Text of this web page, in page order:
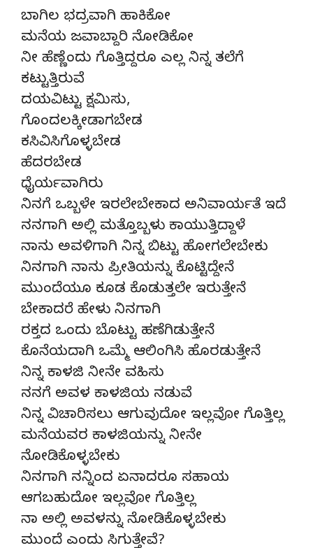
ಬಾಗಿಲ ಭದ್ರವಾಗಿ ಹಾಕಿಕೋ
ಮನೆಯ ಜವಾಬ್ದಾರಿ ನೋಡಿಕೋ
ನೀ ಹೆಣ್ಣೆಂದು ಗೊತ್ತಿದ್ದರೂ ಎಲ್ಲ ನಿನ್ನ ತಲೆಗೆ
ಕಟ್ಟುತ್ತಿರುವೆ
ದಯವಿಟ್ಟು ಕ್ಷಮಿಸು,
ಗೊಂದಲಕ್ಕೀಡಾಗಬೇಡ
ಕಸಿವಿಸಿಗೊಳ್ಳಬೇಡ
ಹೆದರಬೇಡ
ಧೈರ್ಯವಾಗಿರು
ನಿನಗೆ ಒಬ್ಬಳೇ ಇರಲೇಬೇಕಾದ ಅನಿವಾರ್ಯತೆ ಇದೆ
ನನಗಾಗಿ ಅಲ್ಲಿ ಮತ್ತೊಬ್ಬಳು ಕಾಯುತ್ತಿದ್ದಾಳೆ
ನಾನು ಅವಳಿಗಾಗಿ ನಿನ್ನ ಬಿಟ್ಟು ಹೋಗಲೇಬೇಕು
ನಿನಗಾಗಿ ನಾನು ಪ್ರೀತಿಯನ್ನು ಕೊಟ್ಟಿದ್ದೇನೆ
ಮುಂದೆಯೂ ಕೂಡ ಕೊಡುತ್ತಲೇ ಇರುತ್ತೇನೆ
ಬೇಕಾದರೆ ಹೇಳು ನಿನಗಾಗಿ
ರಕ್ತದ ಒಂದು ಬೊಟ್ಟು ಹಣೆಗಿಡುತ್ತೇನೆ
ಕೊನೆಯದಾಗಿ ಒಮ್ಮೆ ಆಲಿಂಗಿಸಿ ಹೊರಡುತ್ತೇನೆ
ನಿನ್ನ ಕಾಳಜಿ ನೀನೇ ವಹಿಸು
ನನಗೆ ಅವಳ ಕಾಳಜಿಯ ನಡುವೆ
ನಿನ್ನ ವಿಚಾರಿಸಲು ಆಗುವುದೋ ಇಲ್ಲವೋ ಗೊತ್ತಿಲ್ಲ
ಮನೆಯವರ ಕಾಳಜಿಯನ್ನು ನೀನೇ
ನೋಡಿಕೊಳ್ಳಬೇಕು
ನಿನಗಾಗಿ ನನ್ನಿಂದ ಏನಾದರೂ ಸಹಾಯ
ಆಗಬಹುದೋ ಇಲ್ಲವೋ ಗೊತ್ತಿಲ್ಲ
ನಾ ಅಲ್ಲಿ ಅವಳನ್ನು ನೋಡಿಕೊಳ್ಳಬೇಕು
ಮುಂದೆ ಎಂದು ಸಿಗುತ್ತೇವೆ?